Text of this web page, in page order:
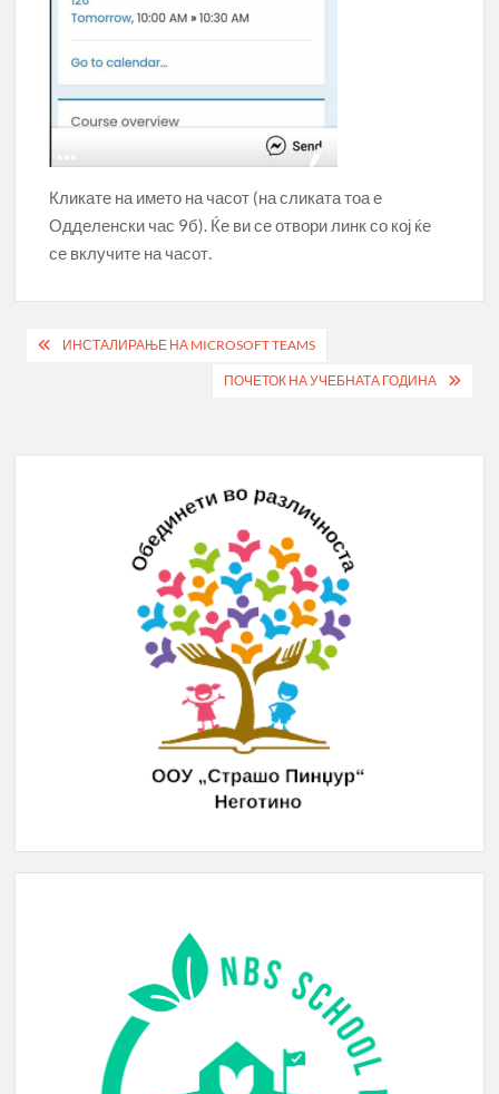
Кликате на името на часот (на сликата тоа е
Одделенски час 9б). Ќе ви се отвори линк со кој ќе
се вклучите на часот.
PostИНСТАЛИРАЊЕ НА MICROSOFT TEAMS
ПОЧЕТОК НА УЧЕБНАТА ГОДИНА